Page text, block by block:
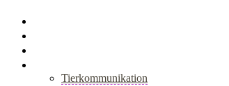
Tierkommunikation